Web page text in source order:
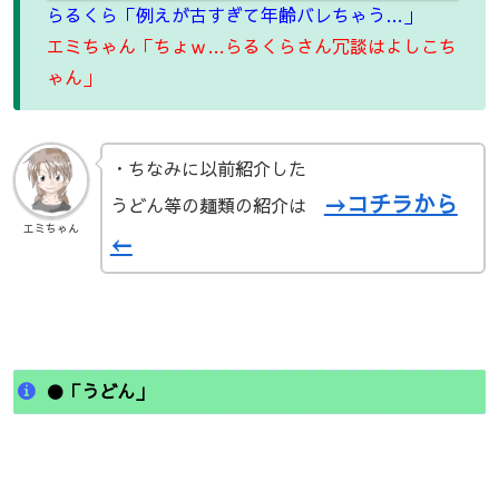
らるくら「例えが古すぎて年齢バレちゃう…」
エミちゃん「ちょｗ…らるくらさん冗談はよしこち
ゃん」
エミちゃん
・ちなみに以前紹介した
うどん等の麺類の紹介は →コチラから
←
●「うどん」